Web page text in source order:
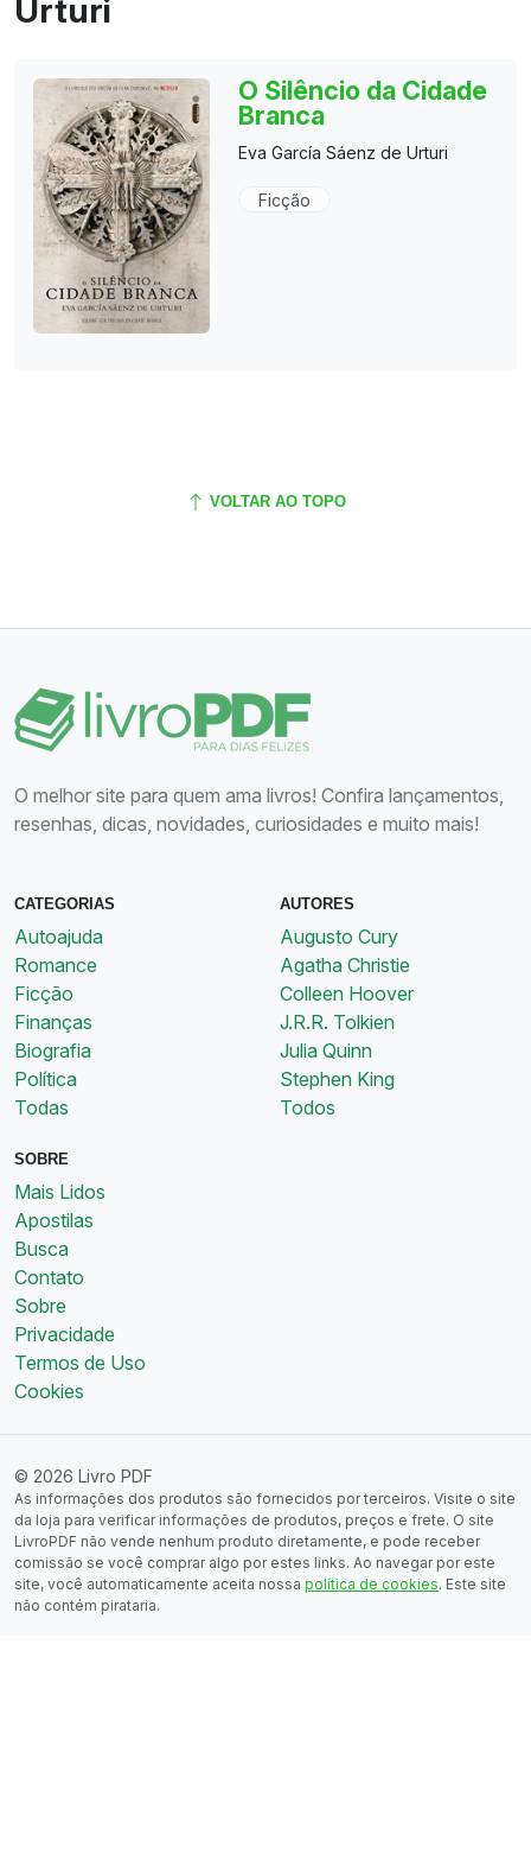
Urturi
O Silêncio da Cidade
Branca
Eva García Sáenz de Urturi
Ficção
VOLTAR AO TOPO
O melhor site para quem ama livros! Confira lançamentos,
resenhas, dicas, novidades, curiosidades e muito mais!
CATEGORIAS
Autoajuda
Romance
Ficção
Finanças
Biografia
Política
Todas
AUTORES
Augusto Cury
Agatha Christie
Colleen Hoover
J.R.R. Tolkien
Julia Quinn
Stephen King
Todos
SOBRE
Mais Lidos
Apostilas
Busca
Contato
Sobre
Privacidade
Termos de Uso
Cookies
© 2026 Livro PDF
As informações dos produtos são fornecidos por terceiros. Visite o site
da loja para verificar informações de produtos, preços e frete. O site
LivroPDF não vende nenhum produto diretamente, e pode receber
comissão se você comprar algo por estes links. Ao navegar por este
site, você automaticamente aceita nossa política de cookies. Este site
não contém pirataria.